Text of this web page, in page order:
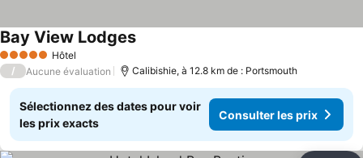
5 Étoiles Hôtel
Bay View LodgesConsulter les prix
/ Aucune évaluation Calibishie, à 12.8 km de : Portsmouth
Sélectionnez des dates pour voir
les prix exacts
Consulter les prix